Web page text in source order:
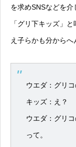
を求めSNSなどを介
「グリ下キッズ」
え子らかも分からへ
ウエダ：グリ
キッズ：え？
ウエダ：グリ
って。